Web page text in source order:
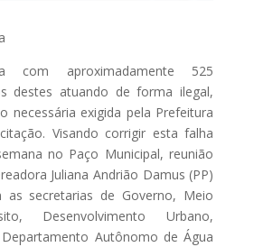
com aproximadamente 525
destes atuando de forma ilegal,
necessária exigida pela Prefeitura
Visando corrigir esta falha
no Paço Municipal, reunião
Juliana Andrião Damus (PP)
secretarias de Governo, Meio
Desenvolvimento Urbano,
Departamento Autônomo de Água